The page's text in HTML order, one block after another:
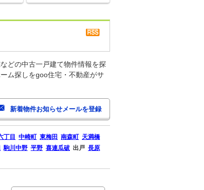
どの中古一戸建て物件情報を探
ム探しをgoo住宅・不動産がサ
丁目 中崎町 東梅田 南森町 天満橋
駒川中野 平野 喜連瓜破 出戸 長原